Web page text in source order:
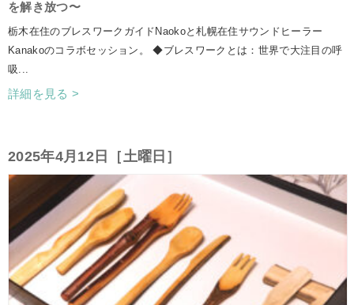
を解き放つ〜
栃木在住のブレスワークガイドNaokoと札幌在住サウンドヒーラー
Kanakoのコラボセッション。 ◆ブレスワークとは：世界で大注目の呼
吸...
詳細を見る >
2025年4月12日［土曜日］